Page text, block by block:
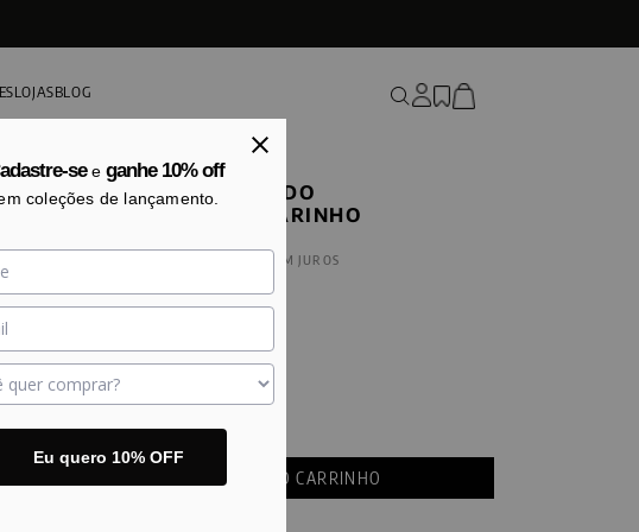
LOJASBLOG
MAIÔ BÁSICO TORCIDO
BB3004MA AZUL MARINHO
SEM JUROS
P M G GG
+ Ver tabela de medidas
seeganhe 10% off
coleções de lançamento.
Eu quero 10% OFF